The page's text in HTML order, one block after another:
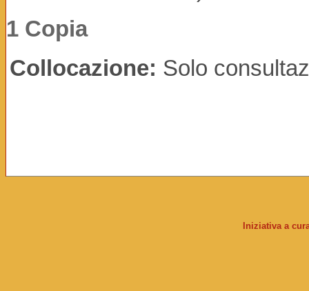
1 Copia
Collocazione: Solo
Iniziativa a